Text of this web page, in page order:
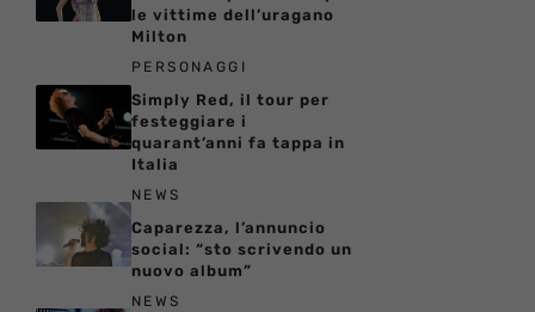
le vittime dell’uragano
Milton
PERSONAGGI
Simply Red, il tour per
festeggiare i
quarant’anni fa tappa in
Italia
NEWS
Caparezza, l’annuncio
social: “sto scrivendo un
nuovo album”
NEWS